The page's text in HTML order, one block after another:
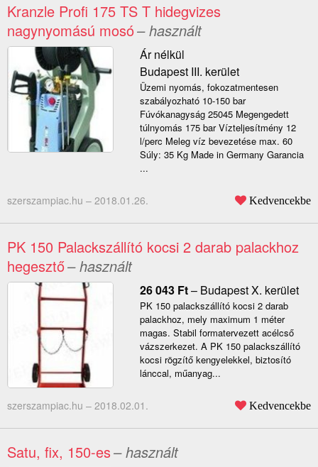
Kranzle Profi 175 TS T hidegvizes
nagynyomású mosó– használt
Ár nélkül
Budapest III. kerület
Üzemi nyomás, fokozatmentesen
szabályozható 10-150 bar
Fúvókanagyság 25045 Megengedett
túlnyomás 175 bar Vízteljesítmény 12
l/perc Meleg víz bevezetése max. 60
Súly: 35 Kg Made in Germany Garancia
...
szerszampiac.hu – 2018.01.26. Kedvencekbe
PK 150 Palackszállító kocsi 2 darab palackhoz
hegesztő– használt
26 043 Ft– Budapest X. kerület
PK 150 palackszállító kocsi 2 darab
palackhoz, mely maximum 1 méter
magas. Stabil formatervezett acélcső
vázszerkezet. A PK 150 palackszállító
kocsi rögzítő kengyelekkel, biztosító
lánccal, műanyag...
szerszampiac.hu – 2018.02.01. Kedvencekbe
Satu, fix, 150-es– használt